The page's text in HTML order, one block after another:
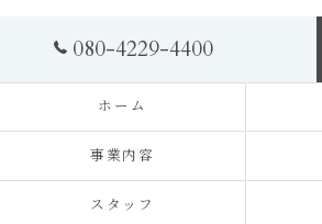
080-4229-4400
ホーム
事業内容
スタッフ